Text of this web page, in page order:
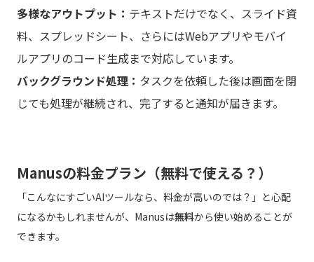
多様なアウトプット： テキストだけでなく、スライド資
料、スプレッドシート、さらにはWebアプリやモバイ
ルアプリのコード生成まで対応しています。
バックグラウンド処理： タスクを依頼した後は画面を閉
じても処理が継続され、完了すると通知が届きます。
Manusの料金プラン（無料で使える？）
「こんなにすごいAIツールなら、料金が高いのでは？」と心配
になるかもしれませんが、Manusは無料から使い始めることが
できます。